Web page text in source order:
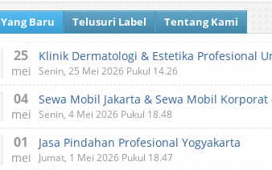
Yang Baru Telusuri Label Tentang Kami
25
mei Senin, 25 Mei 2026 Pukul 14.26
04
mei Senin, 4 Mei 2026 Pukul 18.48
01
mei
Jasa Pindahan Profesional Yogyakarta
Jumat, 1 Mei 2026 Pukul 18.47